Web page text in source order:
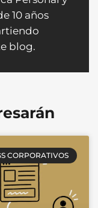
10 años
blog.
CORPORATIVOS